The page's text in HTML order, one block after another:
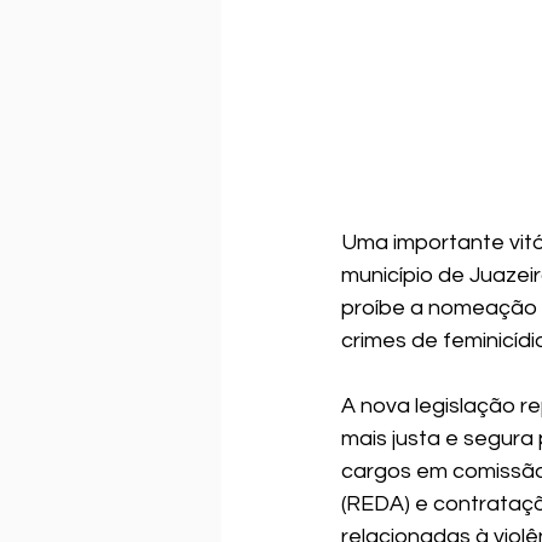
Uma importante
município de
proíbe a
crimes de
A nova legislação
mais justa e
cargos em
(REDA) e
relacionadas à